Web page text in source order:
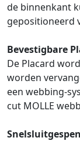
de binnenkant
gepositioneerd
Bevestigbare
De Placard
worden
een webbing-
cut MOLLE